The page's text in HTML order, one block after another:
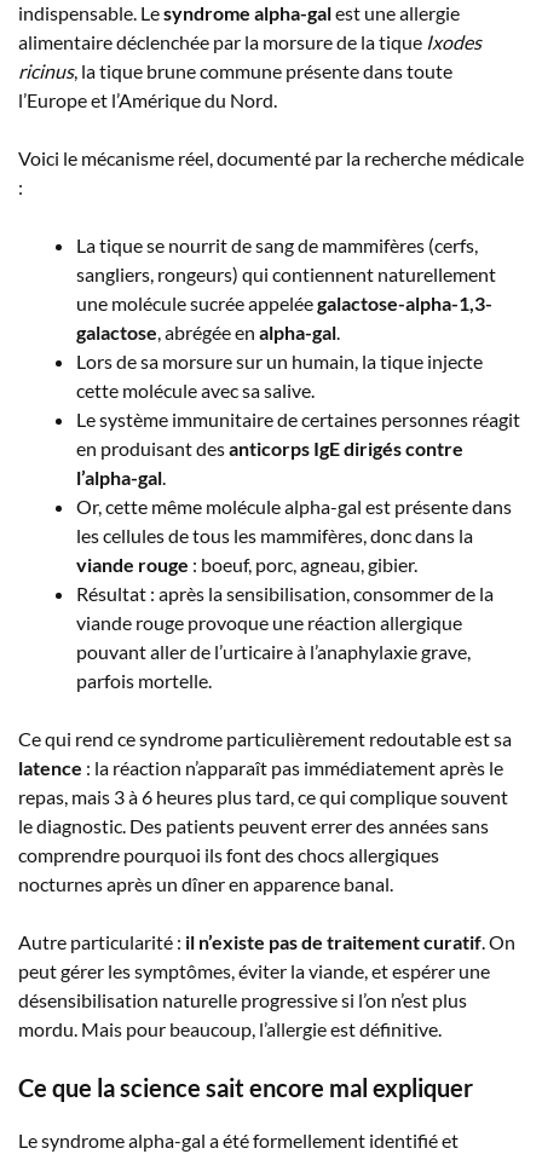
indispensable. Lesyndrome alpha-galest une allergie
alimentaire déclenchée par la morsure de la tique Ixodes
ricinus, la tique brune commune présente dans toute
l’Europe et l’Amérique du Nord.
Voici le mécanisme réel, documenté par la recherche médicale
:
La tique se nourrit de sang de mammifères (cerfs,
sangliers, rongeurs) qui contiennent naturellement
une molécule sucrée appeléegalactose-alpha-1,3-
galactose, abrégée en alpha-gal.
Lors de sa morsure sur un humain, la tique injecte
cette molécule avec sa salive.
Le système immunitaire de certaines personnes réagit
en produisant desanticorps IgE dirigés contre
l’alpha-gal.
Or, cette même molécule alpha-gal est présente dans
les cellules de tous les mammifères, donc dans la
viande rouge : boeuf, porc, agneau, gibier.
Résultat : après la sensibilisation, consommer de la
viande rouge provoque une réaction allergique
pouvant aller de l’urticaire à l’anaphylaxie grave,
parfois mortelle.
Ce qui rend ce syndrome particulièrement redoutable est sa
latence : la réaction n’apparaît pas immédiatement après le
repas, mais 3 à 6 heures plus tard, ce qui complique souvent
le diagnostic. Des patients peuvent errer des années sans
comprendre pourquoi ils font des chocs allergiques
nocturnes après un dîner en apparence banal.
Autre particularité : il n’existe pas de traitement curatif. On
peut gérer les symptômes, éviter la viande, et espérer une
désensibilisation naturelle progressive si l’on n’est plus
mordu. Mais pour beaucoup, l’allergie est définitive.
Ce que la science sait encore mal expliquer
Le syndrome alpha-gal a été formellement identifié et